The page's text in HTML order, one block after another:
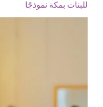
للبنات بمكة نموذجًا